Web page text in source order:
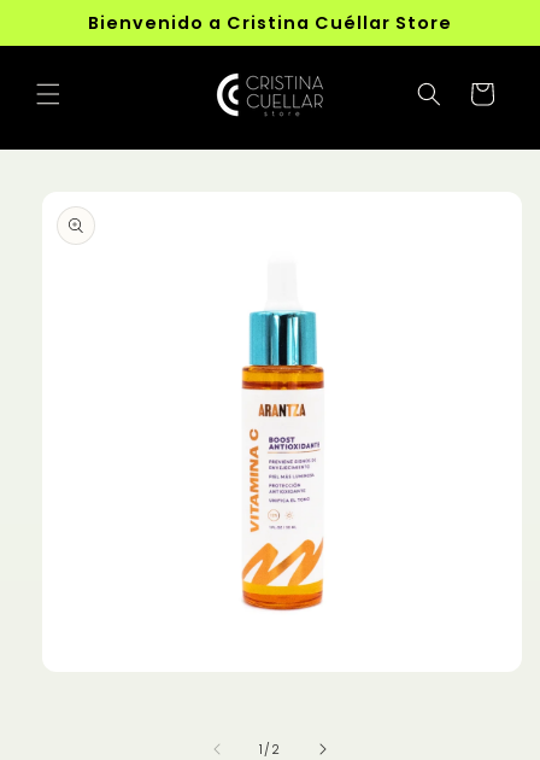
directamente
al contenido
Bienvenido a Cristina Cuéllar Store
Carrito
información
del producto
1 /de2